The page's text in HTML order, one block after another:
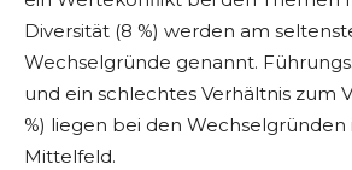
Diversität (8 %) werden am
Wechselgründe genannt.
und ein schlechtes Verhältnis zum
%) liegen bei den
Mittelfeld.